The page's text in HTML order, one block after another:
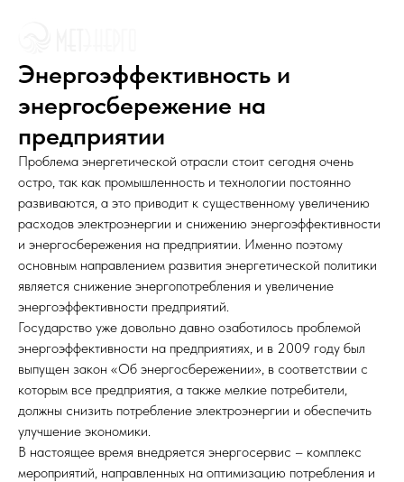
Энергоэффективность и
энергосбережение на
предприятии
Проблема энергетической отрасли стоит сегодня очень
остро, так как промышленность и технологии постоянно
развиваются, а это приводит к существенному увеличению
расходов электроэнергии и снижению энергоэффективности
и энергосбережения на предприятии. Именно поэтому
основным направлением развития энергетической политики
является снижение энергопотребления и увеличение
энергоэффективности предприятий.
Государство уже довольно давно озаботилось проблемой
энергоэффективности на предприятиях, и в 2009 году был
выпущен закон «Об энергосбережении», в соответствии с
которым все предприятия, а также мелкие потребители,
должны снизить потребление электроэнергии и обеспечить
улучшение экономики.
В настоящее время внедряется энергосервис – комплекс
мероприятий, направленных на оптимизацию потребления и